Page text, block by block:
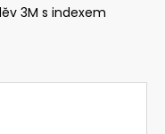
3M s indexem